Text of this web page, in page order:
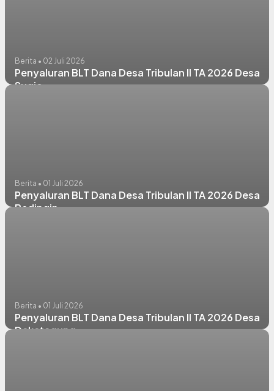
Berita • 02 Juli 2026
Penyaluran BLT Dana Desa Tribulan II TA 2026 Desa
Sugio
Berita • 01 Juli 2026
Penyaluran BLT Dana Desa Tribulan II TA 2026 Desa
Bedingin
Berita • 01 Juli 2026
Penyaluran BLT Dana Desa Tribulan II TA 2026 Desa
Deketagung